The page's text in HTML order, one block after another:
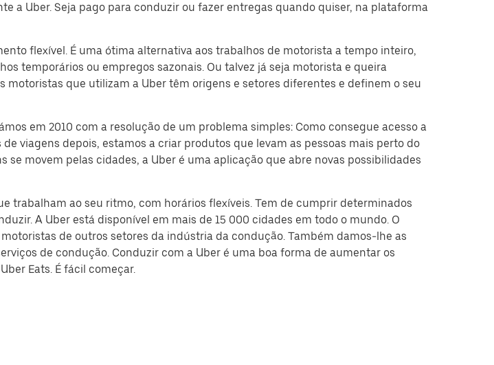
a Uber. Seja pago para conduzir ou fazer entregas quando quiser, na plataforma
flexível. É uma ótima alternativa aos trabalhos de motorista a tempo inteiro,
temporários ou empregos sazonais. Ou talvez já seja motorista e queira
que utilizam a Uber têm origens e setores diferentes e definem o seu
em 2010 com a resolução de um problema simples: Como consegue acesso a
viagens depois, estamos a criar produtos que levam as pessoas mais perto do
movem pelas cidades, a Uber é uma aplicação que abre novas possibilidades
trabalham ao seu ritmo, com horários flexíveis. Tem de cumprir determinados
A Uber está disponível em mais de 15 000 cidades em todo o mundo. O
de outros setores da indústria da condução. Também damos-lhe as
de condução. Conduzir com a Uber é uma boa forma de aumentar os
Eats. É fácil começar.